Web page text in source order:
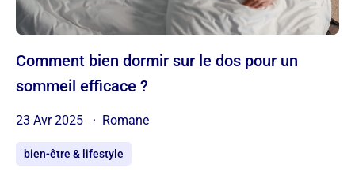
Comment bien dormir sur le dos pour un
sommeil efficace ?
23 Avr 2025 Romane
bien-être & lifestyle